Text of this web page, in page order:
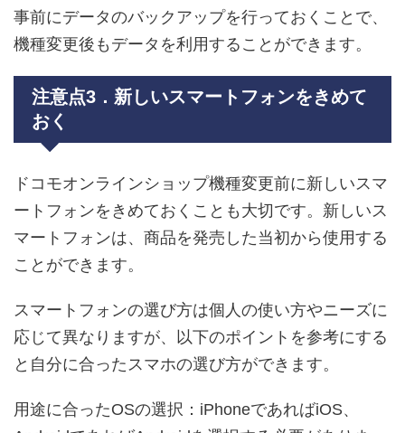
事前にデータのバックアップを行っておくことで、
機種変更後もデータを利用することができます。
注意点3．新しいスマートフォンをきめて
おく
ドコモオンラインショップ機種変更前に新しいスマ
ートフォンをきめておくことも大切です。新しいス
マートフォンは、商品を発売した当初から使用する
ことができます。
スマートフォンの選び方は個人の使い方やニーズに
応じて異なりますが、以下のポイントを参考にする
と自分に合ったスマホの選び方ができます。
用途に合ったOSの選択：iPhoneであればiOS、